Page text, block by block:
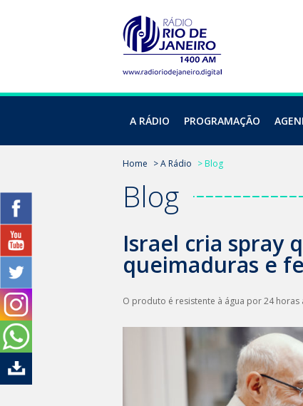
A RÁDIO PROGRAMAÇÃO
Home > A Rádio > Blog
Blog
Israel cria spray
queimaduras e
O produto é resistente à água por 24